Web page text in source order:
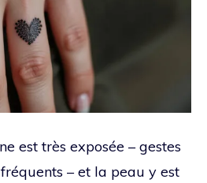
est très exposée – gestes
– et la peau y est